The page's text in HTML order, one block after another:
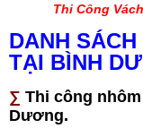
Thi Công
DANH
TẠI BÌNH
∑ Thi công
Dương.